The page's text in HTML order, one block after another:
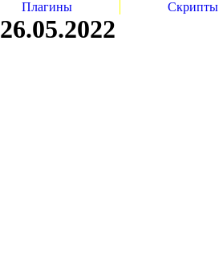
Плагины Скрипты
26.05.2022